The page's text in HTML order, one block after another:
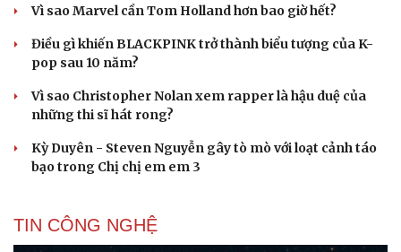
Vì sao Marvel cần Tom Holland hơn bao giờ hết?
Điều gì khiến BLACKPINK trở thành biểu tượng của K-
pop sau 10 năm?
Vì sao Christopher Nolan xem rapper là hậu duệ của
những thi sĩ hát rong?
Kỳ Duyên - Steven Nguyễn gây tò mò với loạt cảnh táo
bạo trong Chị chị em em 3
TIN CÔNG NGHỆ